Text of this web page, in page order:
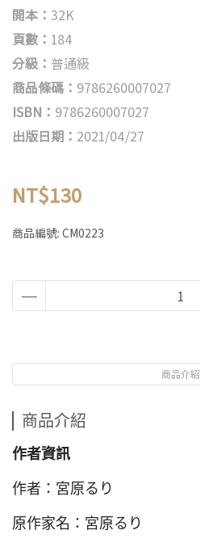
開本： 32K
頁數： 184
分級： 普通級
商品條碼： 9786260007027
ISBN： 9786260007027
出版日期： 2021/04/27
NT$130
商品編號: CM0223
商品介紹
商品介紹
作者資訊
作者：宮原るり
原作家名：宮原るり